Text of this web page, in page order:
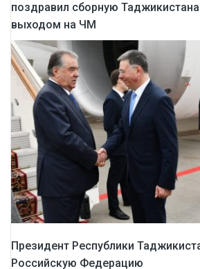
поздравил сборную
выходом на ЧМ
Президент Республики
Российскую Федерацию